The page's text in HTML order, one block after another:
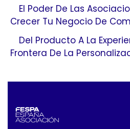
El Poder De Las
Crecer Tu Negocio De
Del Producto A La
Frontera De La